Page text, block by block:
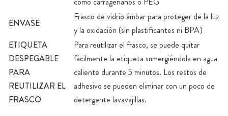
ENVASE
Frasco de vidrio ámbar para proteger de la luz
y la oxidación (sin plastificantes ni BPA)
ETIQUETA
DESPEGABLE
PARA
REUTILIZAR EL
FRASCO
Para reutilizar el frasco, se puede quitar
fácilmente la etiqueta sumergiéndola en agua
caliente durante 5 minutos. Los restos de
adhesivo se pueden eliminar con un poco de
detergente lavavajillas.